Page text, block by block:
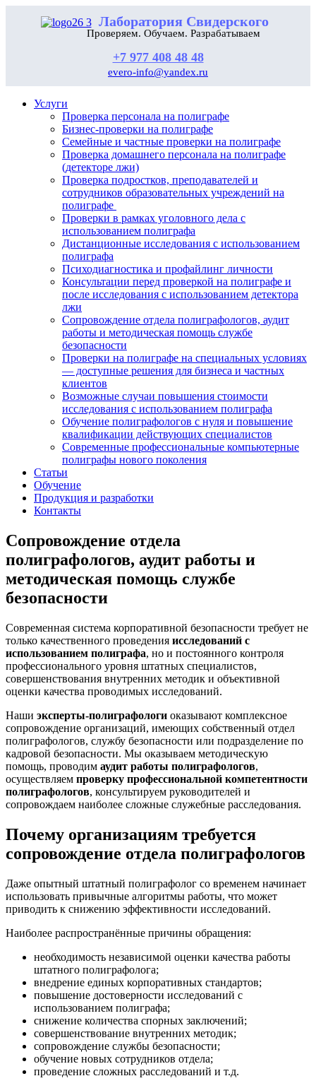
Лаборатория Свидерского
Проверяем. Обучаем. Разрабатываем
+7 977 408 48 48
evero-info@yandex.ru
Услуги
Проверка персонала на полиграфе
Бизнес-проверки на полиграфе
Семейные и частные проверки на полиграфе
Проверка домашнего персонала на полиграфе
(детекторе лжи)
Проверка подростков, преподавателей и
сотрудников образовательных учреждений на
полиграфе
Проверки в рамках уголовного дела с
использованием полиграфа
Дистанционные исследования с использованием
полиграфа
Психодиагностика и профайлинг личности
Консультации перед проверкой на полиграфе и
после исследования с использованием детектора
лжи
Сопровождение отдела полиграфологов, аудит
работы и методическая помощь службе
безопасности
Проверки на полиграфе на специальных условиях
— доступные решения для бизнеса и частных
клиентов
Возможные случаи повышения стоимости
исследования с использованием полиграфа
Обучение полиграфологов с нуля и повышение
квалификации действующих специалистов
Современные профессиональные компьютерные
полиграфы нового поколения
Статьи
Обучение
Продукция и разработки
Контакты
Сопровождение отдела
полиграфологов, аудит работы и
методическая помощь службе
безопасности
Современная система корпоративной безопасности требует не
только качественного проведения исследований с
использованием полиграфа, но и постоянного контроля
профессионального уровня штатных специалистов,
совершенствования внутренних методик и объективной
оценки качества проводимых исследований.
Наши эксперты-полиграфологи оказывают комплексное
сопровождение организаций, имеющих собственный отдел
полиграфологов, службу безопасности или подразделение по
кадровой безопасности. Мы оказываем методическую
помощь, проводим аудит работы полиграфологов,
осуществляем проверку профессиональной компетентности
полиграфологов, консультируем руководителей и
сопровождаем наиболее сложные служебные расследования.
Почему организациям требуется
сопровождение отдела полиграфологов
Даже опытный штатный полиграфолог со временем начинает
использовать привычные алгоритмы работы, что может
приводить к снижению эффективности исследований.
Наиболее распространённые причины обращения:
необходимость независимой оценки качества работы
штатного полиграфолога;
внедрение единых корпоративных стандартов;
повышение достоверности исследований с
использованием полиграфа;
снижение количества спорных заключений;
совершенствование внутренних методик;
сопровождение службы безопасности;
обучение новых сотрудников отдела;
проведение сложных расследований и т.д.